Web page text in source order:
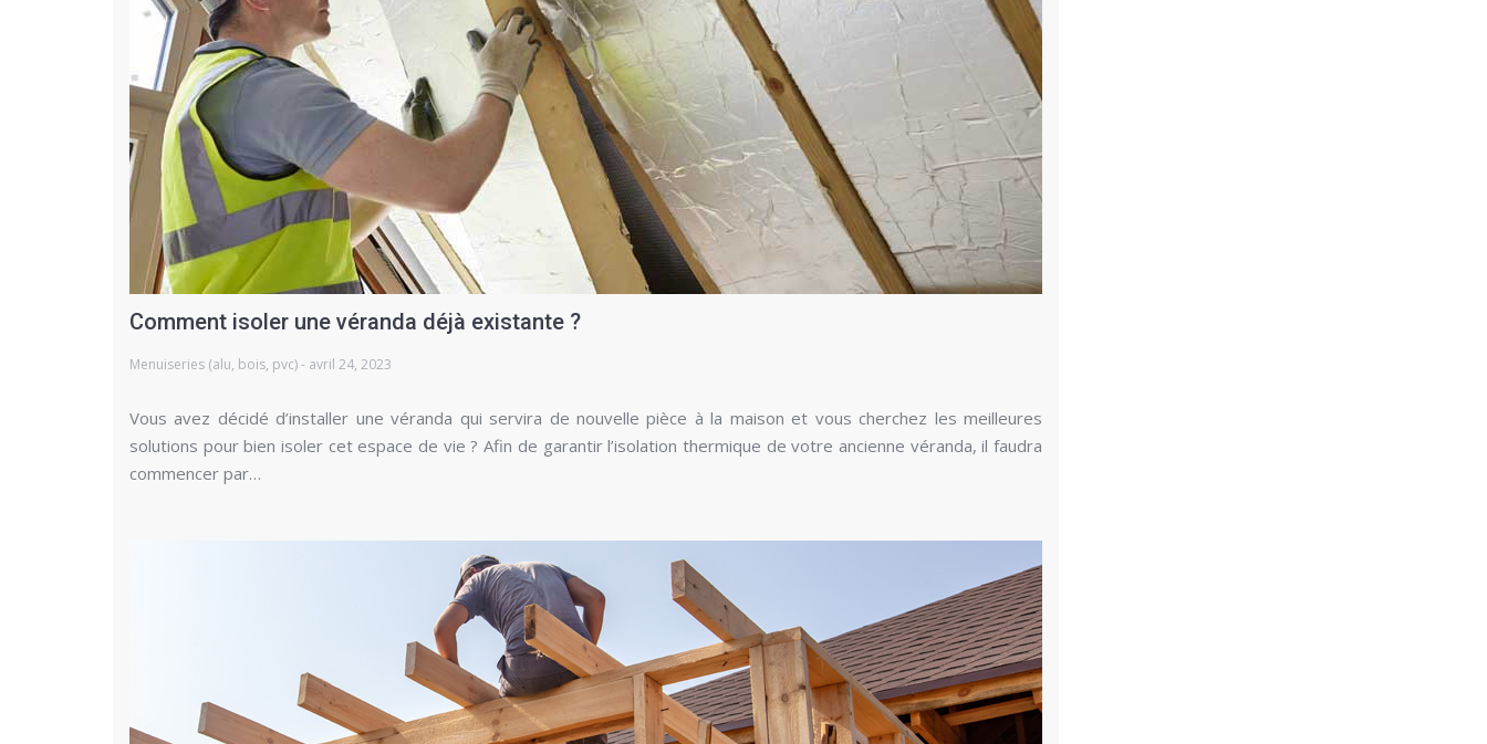
Comment isoler une véranda déjà existante ?
Menuiseries (alu, bois, pvc) - avril 24, 2023
Vous avez décidé d’installer une véranda qui servira de nouvelle pièce à la maison et vous cherchez les meilleures
solutions pour bien isoler cet espace de vie ? Afin de garantir l’isolation thermique de votre ancienne véranda, il faudra
commencer par…